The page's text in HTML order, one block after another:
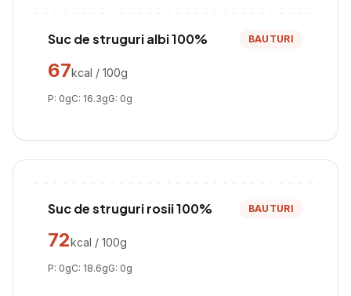
Suc de struguri albi 100% BAUTURI
67kcal / 100g
P: 0gC: 16.3gG: 0g
Suc de struguri rosii 100% BAUTURI
72kcal / 100g
P: 0gC: 18.6gG: 0g